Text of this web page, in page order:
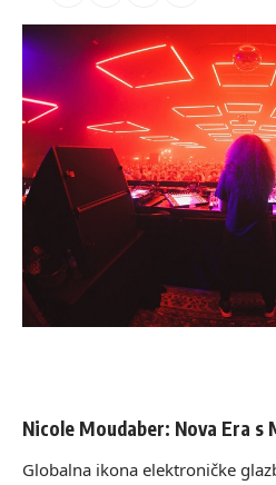
Nicole Moudaber: Nova Era s
Globalna ikona elektroničke